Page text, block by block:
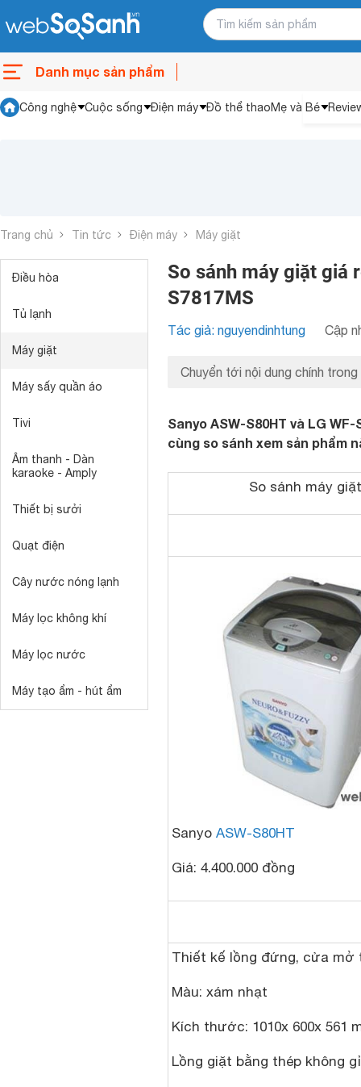
Danh mục sản phẩm
Công nghệ Cuộc sống Điện máy Đồ thể thaoMẹ và Bé
Trang chủ Tin tức Điện máy Máy giặt
Điều hòa
Tủ lạnh
Máy giặt
Máy sấy quần áo
Tivi
Âm thanh - Dàn
karaoke - Amply
Thiết bị sưởi
Quạt điện
Cây nước nóng lạnh
Máy lọc không khí
Máy lọc nước
Máy tạo ẩm - hút ẩm
So sánh máy giặt giá
S7817MS
Tác giả: nguyendinhtung Cập
Chuyển tới nội dung chính trong
Sanyo ASW-S80HT và LG
cùng so sánh xem sản phẩm
So sánh máy
Sanyo ASW-S80HT
Giá: 4.400.000 đồng
Thiết kế lồng đứng, cửa mở
Màu: xám nhạt
Kích thước: 1010x 600x 561
Lồng giặt bằng thép không gỉ